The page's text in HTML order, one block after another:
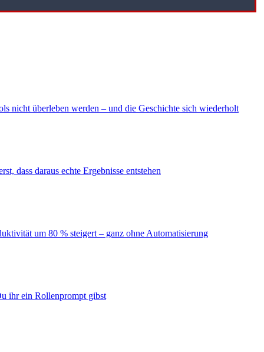
nicht überleben werden – und die Geschichte sich wiederholt
dass daraus echte Ergebnisse entstehen
um 80 % steigert – ganz ohne Automatisierung
ihr ein Rollenprompt gibst